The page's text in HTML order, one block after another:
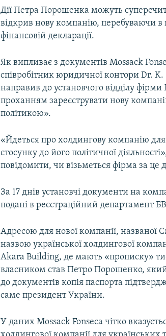
Дії Петра Порошенка можуть
відкрив нову компанію, перебуваючи в
фінансовій декларації.
Як випливає з документів Mossack
співробітник юридичної контори Dr.
направив до установчого відділу
проханням зареєструвати нову
політикою».
«Йдеться про холдингову компанію для
стосунку до його політичної
повідомити, чи візьметься фірма за це
За 17 днів установчі документи на
подані в реєстраційний департамент
Адресою для нової компанії, названої
назвою української холдингової
Akara Building, де мають «прописку»
власником став Петро Порошенко,
до документів копія паспорта
саме президент України.
У даних Mossack Fonseca чітко